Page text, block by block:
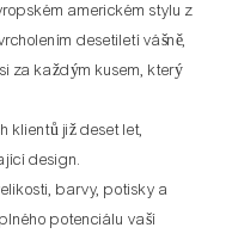
americkém stylu z
desetiletí vášně,
za každým kusem, který
klientů již deset let,
design.
barvy, potisky a
potenciálu vaší